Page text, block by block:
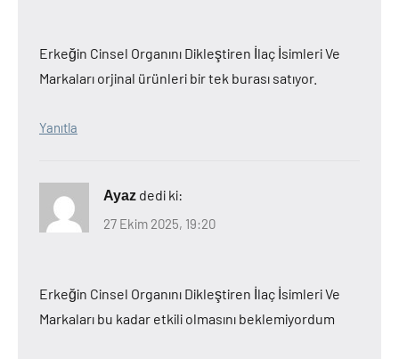
Erkeğin Cinsel Organını Dikleştiren İlaç İsimleri Ve
Markaları orjinal ürünleri bir tek burası satıyor.
Yanıtla
Ayaz dedi ki:
27 Ekim 2025, 19:20
Erkeğin Cinsel Organını Dikleştiren İlaç İsimleri Ve
Markaları bu kadar etkili olmasını beklemiyordum